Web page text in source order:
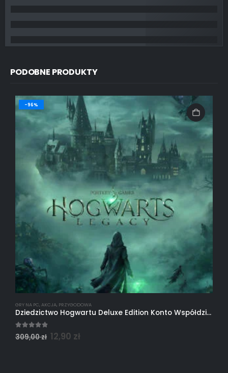
PODOBNE PRODUKTY
-96%
GRY NA PC, AKCJA, PRZYGODOWA
Dziedzictwo Hogwartu Deluxe Edition Konto Współdzielone Steam PC
4.75 out of 5
309,00zł 12,90 zł